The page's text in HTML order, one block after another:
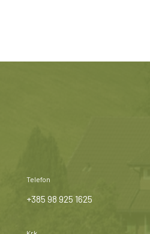
Telefon
+385 98 925 1625